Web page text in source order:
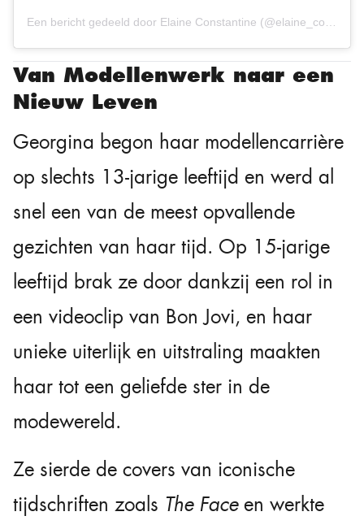
Van Modellenwerk naar een
Nieuw Leven
Georgina begon haar modellencarrière
op slechts 13-jarige leeftijd en werd al
snel een van de meest opvallende
gezichten van haar tijd. Op 15-jarige
leeftijd brak ze door dankzij een rol in
een videoclip van Bon Jovi, en haar
unieke uiterlijk en uitstraling maakten
haar tot een geliefde ster in de
modewereld.
Ze sierde de covers van iconische
tijdschriften zoals The Faceen werkte